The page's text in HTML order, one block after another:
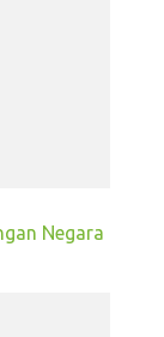
Negara